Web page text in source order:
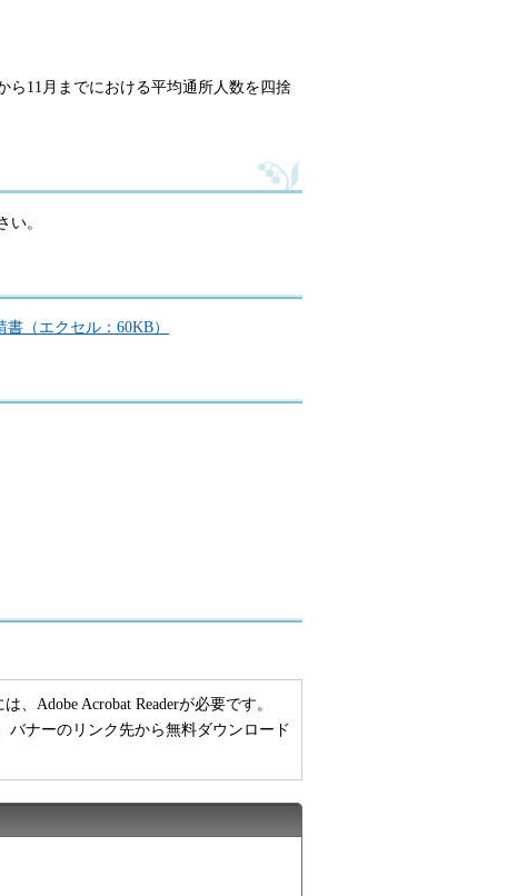
11月までにおける平均通所人数を四捨
。
（エクセル：60KB）
Adobe Acrobat Readerが必要です。
バナーのリンク先から無料ダウンロード